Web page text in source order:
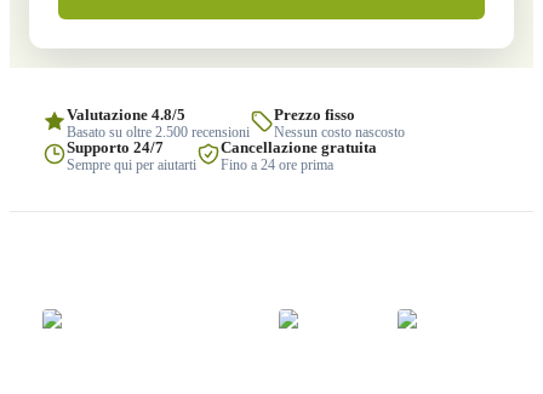
Valutazione 4.8/5
Basato su oltre 2.500 recensioni
Prezzo fisso
Nessun costo nascosto
Supporto 24/7
Sempre qui per aiutarti
Cancellazione gratuita
Fino a 24 ore prima